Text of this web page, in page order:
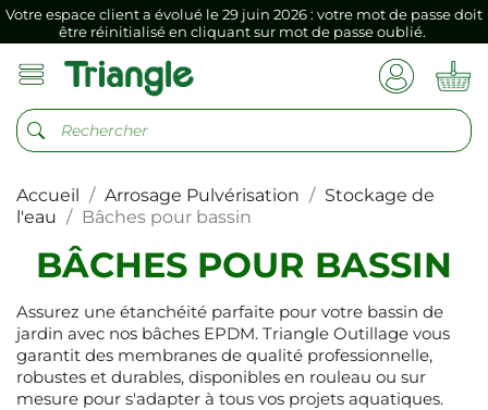
Votre espace client a évolué le 29 juin 2026 : votre mot de passe doit
être réinitialisé en cliquant sur mot de passe oublié.
Si vous aviez mémorisé votre précédent mot de passe dans votre
navigateur internet, il doit être réenregistré à la première connexion
Votre espace client a évolué le 29 juin 2026 : votre mot de passe doit
être réinitialisé en cliquant sur mot de passe oublié.
Si vous aviez mémorisé votre précédent mot de passe dans votre
navigateur internet, il doit être réenregistré à la première connexion
vers votre nouvel espace client.
Accueil Arrosage Pulvérisation
Stockage de
l'eau
Bâches pour bassin
BÂCHES POUR BASSIN
Assurez une étanchéité parfaite pour votre bassin de
jardin avec nos bâches EPDM. Triangle Outillage vous
garantit des membranes de qualité professionnelle,
robustes et durables, disponibles en rouleau ou sur
mesure pour s'adapter à tous vos projets aquatiques.